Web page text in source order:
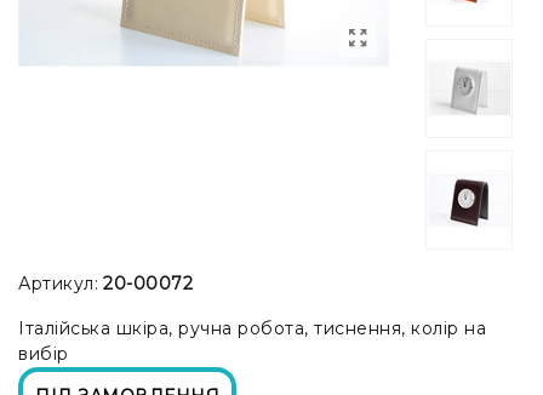
Артикул: 20-00072
Італійська шкіра, ручна робота, тиснення, колір на
вибір